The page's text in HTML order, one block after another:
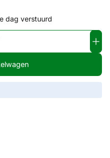
dag verstuurd